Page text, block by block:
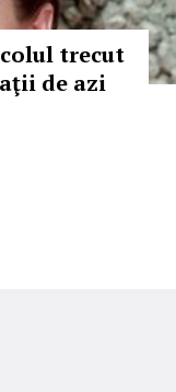
trecut
de azi